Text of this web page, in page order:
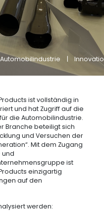
Automobilindustrie
ist vollständig in
und hat Zugriff auf die
die Automobilindustrie.
Branche beteiligt sich
und Versuchen der
Mit dem Zugang
und
ist
einzigartig
auf den
werden: